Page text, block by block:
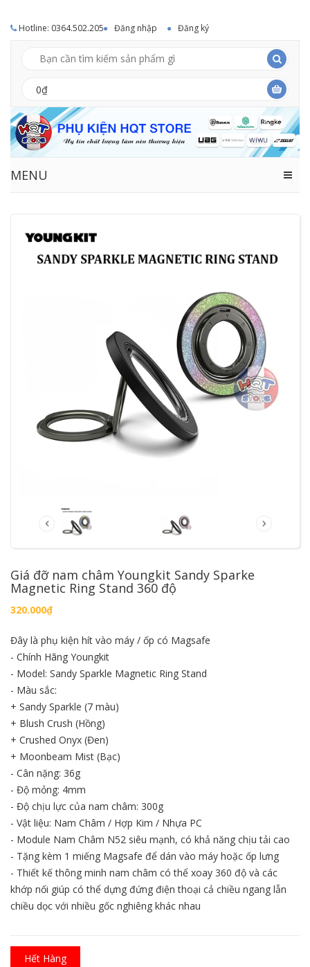
Hotline: 0364.502.205 Đăng nhập Đăng ký
0₫
MENU
Giá đỡ nam châm Youngkit Sandy Sparke
Magnetic Ring Stand 360 độ
320.000₫
Đây là phụ kiện hít vào máy / ốp có Magsafe
- Chính Hãng Youngkit
- Model: Sandy Sparkle Magnetic Ring Stand
- Màu sắc:
+ Sandy Sparkle (7 màu)
+ Blush Crush (Hồng)
+ Crushed Onyx (Đen)
+ Moonbeam Mist (Bạc)
- Cân nặng: 36g
- Độ mỏng: 4mm
- Độ chịu lực của nam châm: 300g
- Vật liệu: Nam Châm / Hợp Kim / Nhựa PC
- Module Nam Châm N52 siêu mạnh, có khả năng chịu tải cao
- Tặng kèm 1 miếng Magsafe để dán vào máy hoặc ốp lưng
- Thiết kế thông minh nam châm có thể xoay 360 độ và các
khớp nối giúp có thể dựng đứng điện thoại cả chiều ngang lẫn
chiều dọc với nhiều gốc nghiêng khác nhau
Hết Hàng